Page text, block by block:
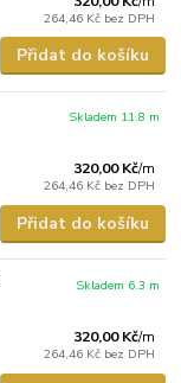
264,46 Kč bez DPH
Přidat do košíku
320,00 Kč/m
264,46 Kč bez DPH
Skladem 11.8 m
Přidat do košíku
320,00 Kč/m
264,46 Kč bez DPH
Skladem 6.3 m